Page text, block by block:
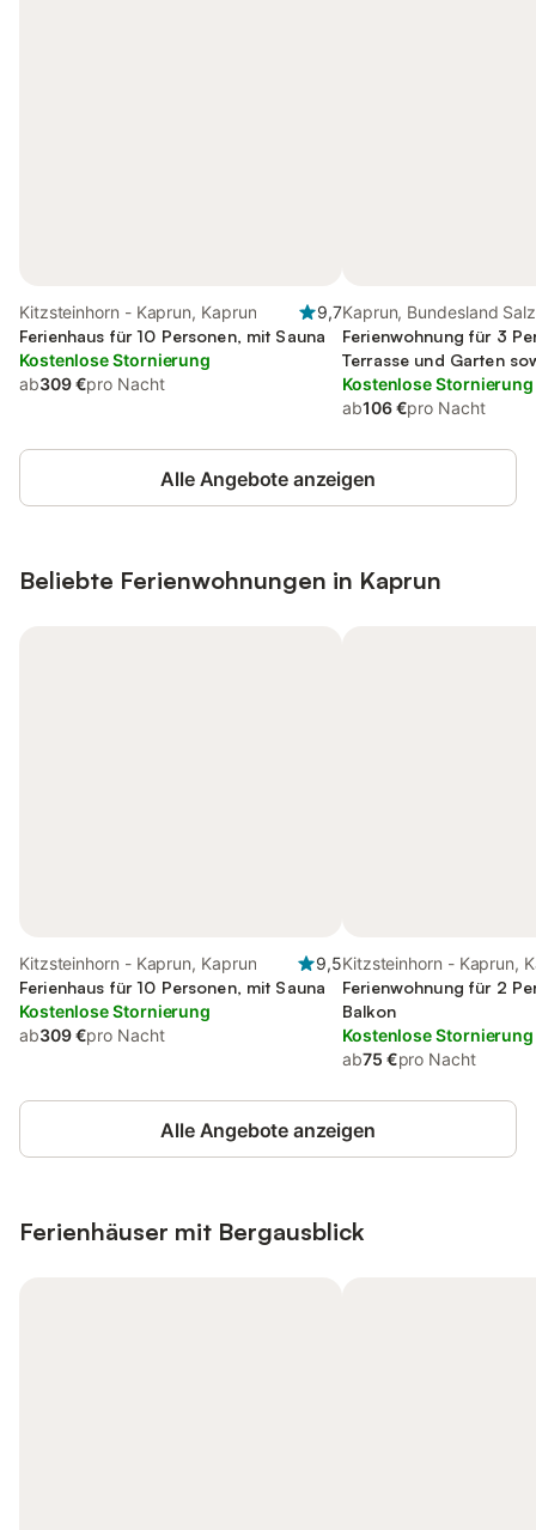
Kitzsteinhorn - Kaprun, Kaprun
9,7
Ferienhaus für 10 Personen, mit Sauna
Kostenlose Stornierung
ab309 €pro Nacht
Kaprun, Bundesland
Ferienwohnung für 3
Terrasse und Garten
Kostenlose Stornierung
ab106 €pro Nacht
Alle Angebote anzeigen
Beliebte Ferienwohnungen in Kaprun
Kitzsteinhorn - Kaprun, Kaprun
9,5
Ferienhaus für 10 Personen, mit Sauna
Kostenlose Stornierung
ab309 €pro Nacht
Kitzsteinhorn - Kaprun,
Ferienwohnung für 2
Balkon
Kostenlose Stornierung
ab75 €pro Nacht
Alle Angebote anzeigen
Ferienhäuser mit Bergausblick